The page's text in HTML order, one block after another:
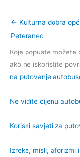
← Kulturna dobra
Peteranec
Koje popuste možete
ako ne iskoristite
na putovanje
Ne vidite cijenu
Korisni savjeti za
Izreke, misli, aforizmi